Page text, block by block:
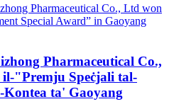
Pharmaceutical Co.,
"Premju Speċjali tal-
ta' Gaoyang